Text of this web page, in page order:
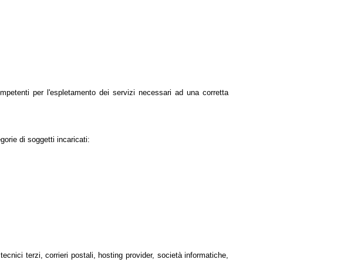
per l'espletamento dei servizi necessari ad una corretta
di soggetti incaricati:
terzi, corrieri postali, hosting provider, società informatiche,